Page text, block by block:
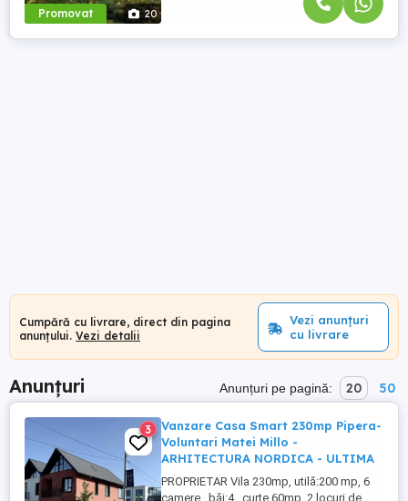
Promovat 20
Cumpără cu livrare, direct din pagina
anunțului. Vezi detalii
Vezi anunțuri
cu livrare
Anunțuri Anunțuri pe pagină: 20 50
3
Vanzare Casa Smart 230mp Pipera-
Voluntari Matei Millo -
ARHITECTURA NORDICA - ULTIMA
PROPRIETAR Vila 230mp, utilă:200 mp, 6
camere , băi:4 , curte 60mp, 2 locuri de